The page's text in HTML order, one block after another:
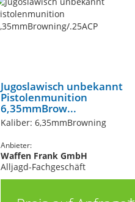
Jugoslawisch unbekannt
Pistolenmunition
6,35mmBrow...
Kaliber: 6,35mmBrowning
Anbieter:
Waffen Frank GmbH
Alljagd-Fachgeschäft